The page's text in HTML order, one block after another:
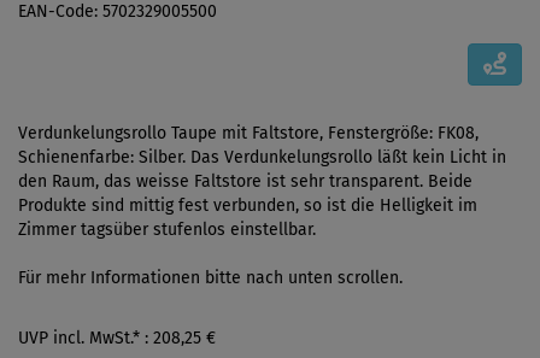
EAN-Code: 5702329005500
Verdunkelungsrollo Taupe mit Faltstore, Fenstergröße: FK08,
Schienenfarbe: Silber. Das Verdunkelungsrollo läßt kein Licht in
den Raum, das weisse Faltstore ist sehr transparent. Beide
Produkte sind mittig fest verbunden, so ist die Helligkeit im
Zimmer tagsüber stufenlos einstellbar.
Für mehr Informationen bitte nach unten scrollen.
UVP incl. MwSt.* : 208,25 €